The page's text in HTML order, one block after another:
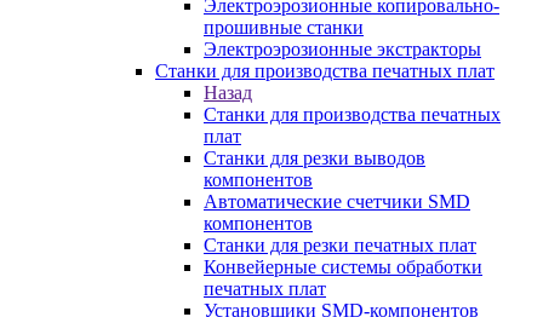
Электроэрозионные копировально-
прошивные станки
Электроэрозионные экстракторы
Станки для производства печатных плат
Назад
Станки для производства печатных
плат
Станки для резки выводов
компонентов
Автоматические счетчики SMD
компонентов
Станки для резки печатных плат
Конвейерные системы обработки
печатных плат
Установщики SMD-компонентов